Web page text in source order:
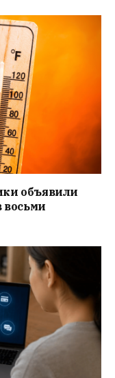
объявили